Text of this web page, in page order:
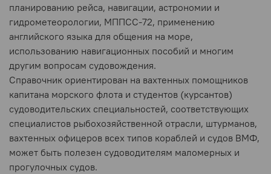
планированию рейса, навигации, астрономии и
гидрометеорологии, МППСС-72, применению
английского языка для общения на море,
использованию навигационных пособий и многим
другим вопросам судовождения.
Справочник ориентирован на вахтенных помощников
капитана морского флота и студентов (курсантов)
судоводительских специальностей, соответствующих
специалистов рыбохозяйственной отрасли, штурманов,
вахтенных офицеров всех типов кораблей и судов ВМФ,
может быть полезен судоводителям маломерных и
прогулочных судов.